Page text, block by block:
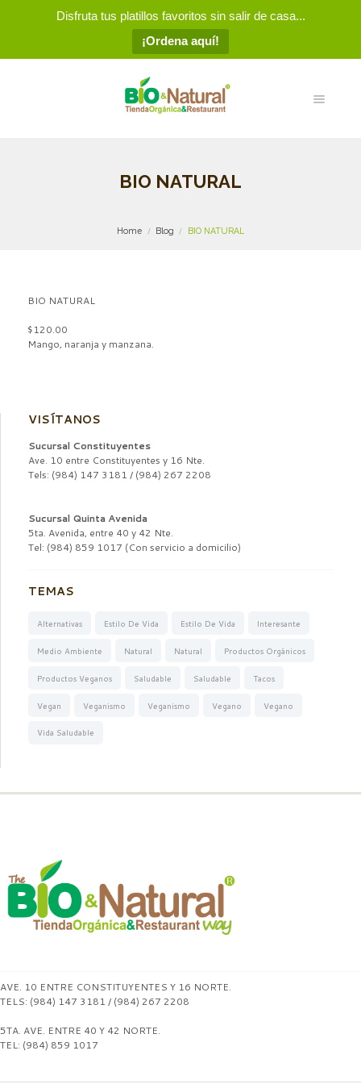
Disfruta tus platillos favoritos sin salir de casa...
¡Ordena aquí!
BIO NATURAL
Home Blog BIO NATURAL
BIO NATURAL
$120.00
Mango, naranja y manzana.
VISÍTANOS
Sucursal Constituyentes
Ave. 10 entre Constituyentes y 16 Nte.
Tels: (984) 147 3181 / (984) 267 2208
Sucursal Quinta Avenida
5ta. Avenida, entre 40 y 42 Nte.
Tel: (984) 859 1017 (Con servicio a domicilio)
TEMAS
Alternativas Estilo De Vida Estilo De Vida Interesante
Medio Ambiente Natural Natural Productos Orgánicos
Productos Veganos Saludable Saludable Tacos
Vegan Veganismo Veganismo Vegano Vegano
Vida Saludable
AVE. 10 ENTRE CONSTITUYENTES Y 16 NORTE.
TELS: (984) 147 3181 / (984) 267 2208
5TA. AVE. ENTRE 40 Y 42 NORTE.
TEL: (984) 859 1017